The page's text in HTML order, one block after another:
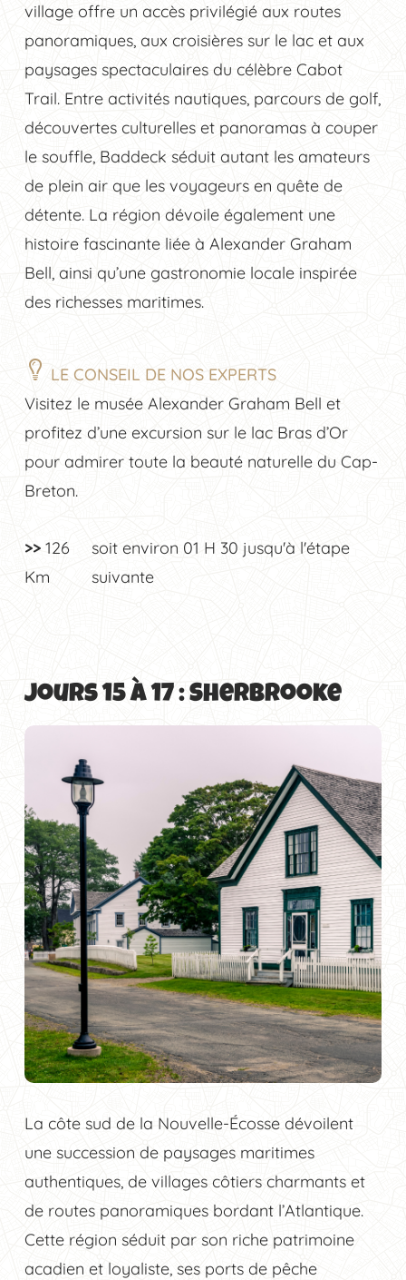
village offre un accès privilégié aux routes
panoramiques, aux croisières sur le lac et aux
paysages spectaculaires du célèbre Cabot
Trail. Entre activités nautiques, parcours de golf,
découvertes culturelles et panoramas à couper
le souffle, Baddeck séduit autant les amateurs
de plein air que les voyageurs en quête de
détente. La région dévoile également une
histoire fascinante liée à Alexander Graham
Bell, ainsi qu’une gastronomie locale inspirée
des richesses maritimes.
LE CONSEIL DE NOS EXPERTS
Visitez le musée Alexander Graham Bell et
profitez d’une excursion sur le lac Bras d’Or
pour admirer toute la beauté naturelle du Cap-
Breton.
>> 126
Km
soit environ 01 H 30 jusqu'à l'étape
suivante
Jours 15 à 17 : Sherbrooke
La côte sud de la Nouvelle-Écosse dévoilent
une succession de paysages maritimes
authentiques, de villages côtiers charmants et
de routes panoramiques bordant l’Atlantique.
Cette région séduit par son riche patrimoine
acadien et loyaliste, ses ports de pêche